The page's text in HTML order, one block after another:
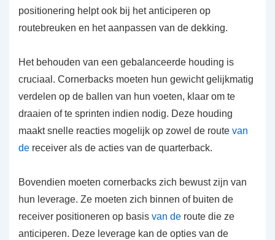
positionering helpt ook bij het anticiperen op
routebreuken en het aanpassen van de dekking.
Het behouden van een gebalanceerde houding is
cruciaal. Cornerbacks moeten hun gewicht gelijkmatig
verdelen op de ballen van hun voeten, klaar om te
draaien of te sprinten indien nodig. Deze houding
maakt snelle reacties mogelijk op zowel de route van
de receiver als de acties van de quarterback.
Bovendien moeten cornerbacks zich bewust zijn van
hun leverage. Ze moeten zich binnen of buiten de
receiver positioneren op basis van de route die ze
anticiperen. Deze leverage kan de opties van de